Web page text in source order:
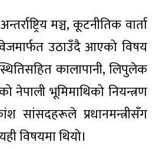
मञ्च, कूटनीतिक वार्ता
उठाउँदै आएको विषय
कालापानी, लिपुलेक
नेपाली भूमिमाथिको नियन्त्रण
सांसदहरूले प्रधानमन्त्रीसँग
विषयमा थियो।